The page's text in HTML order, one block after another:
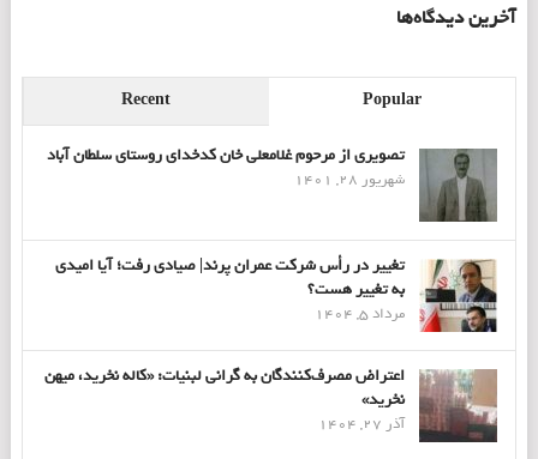
آخرین دیدگاه‌ها
Popular
Recent
تصویری از مرحوم غلامعلی خان کدخدای روستای سلطان آباد
شهریور 28, 1401
تغییر در رأس شرکت عمران پرند| صیادی رفت؛ آیا امیدی
به تغییر هست؟
مرداد 5, 1404
اعتراض مصرف‌کنندگان به گرانی لبنیات: «کاله نخرید، میهن
نخرید»
آذر 27, 1404